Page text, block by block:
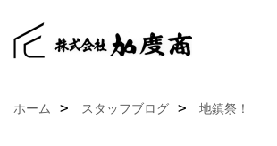
ホーム スタッフブログ 地鎮祭！